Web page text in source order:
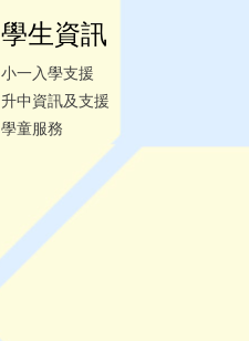
學生資訊
小一入學支援
升中資訊及支援
學童服務